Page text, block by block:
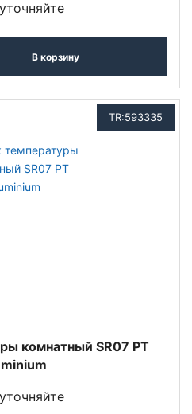
В корзину
TR:593335
комнатный SR07 PT